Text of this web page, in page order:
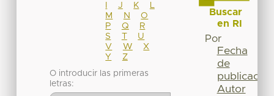
J K
M
N
O
P
Q
R
S
T
U
V
W
X
Y
Z
O introducir las primeras
letras:
Buscar
en RI
Por
Fecha
de
publicación
Autor